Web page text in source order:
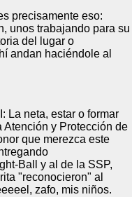
precisamente eso:
unos trabajando para su
del lugar o
andan haciéndole al
La neta, estar o formar
Atención y Protección de
que merezca este
Ball y al de la SSP,
"reconocieron" al
zafo, mis niños.